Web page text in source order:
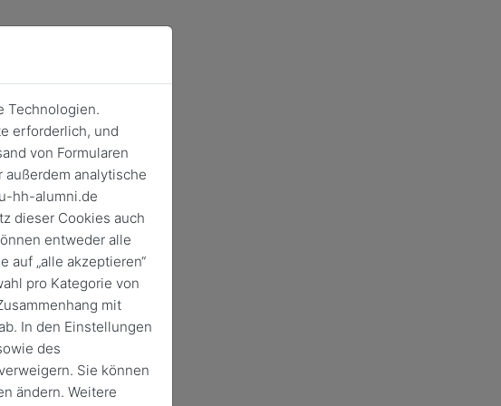
Technologien.
erforderlich, und
von Formularen
analytische
hh-alumni.de
dieser Cookies auch
entweder alle
auf „alle akzeptieren“
pro Kategorie von
mit
In den Einstellungen
des
Sie können
ändern. Weitere